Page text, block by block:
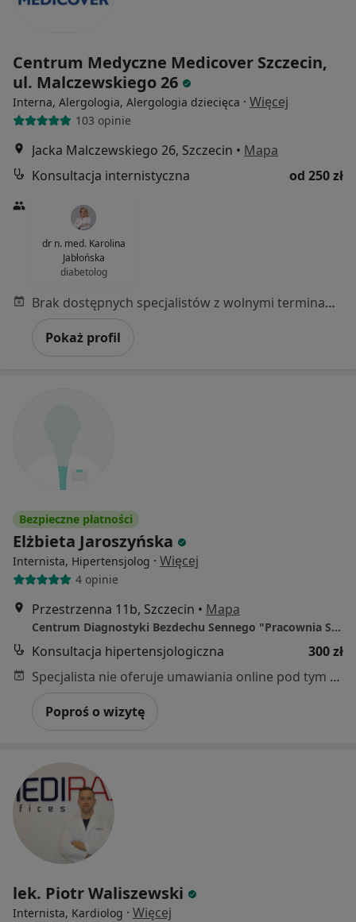
Centrum Medyczne Medicover Szczecin,
ul. Malczewskiego 26
Interna, Alergologia, Alergologia dziecięca · Więcej
103 opinie
Jacka Malczewskiego 26, Szczecin • Mapa
Konsultacja internistyczna
od 250 zł
dr n. med. Karolina
Jabłońska
diabetolog
Brak dostępnych specjalistów z wolnymi terminami w tym centrum medycznym.
Pokaż profil
Bezpieczne płatności
Elżbieta Jaroszyńska
Internista, Hipertensjolog · Więcej
4 opinie
Przestrzenna 11b, Szczecin • Mapa
Centrum Diagnostyki Bezdechu Sennego "Pracownia Snu"
Konsultacja hipertensjologiczna
300 zł
Specjalista nie oferuje umawiania online pod tym adresem.
Poproś o wizytę
lek. Piotr Waliszewski
Internista, Kardiolog · Więcej